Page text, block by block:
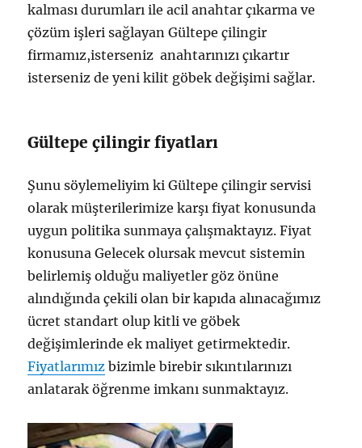
kalması durumları ile acil anahtar çıkarma ve
çözüm işleri sağlayan Gültepe çilingir
firmamız,isterseniz anahtarınızı çıkartır
isterseniz de yeni kilit göbek değişimi sağlar.
Gültepe çilingir fiyatları
Şunu söylemeliyim ki Gültepe çilingir servisi
olarak müşterilerimize karşı fiyat konusunda
uygun politika sunmaya çalışmaktayız. Fiyat
konusuna Gelecek olursak mevcut sistemin
belirlemiş olduğu maliyetler göz önüne
alındığında çekili olan bir kapıda alınacağımız
ücret standart olup kitli ve göbek
değişimlerinde ek maliyet getirmektedir.
Fiyatlarımız bizimle birebir sıkıntılarınızı
anlatarak öğrenme imkanı sunmaktayız.